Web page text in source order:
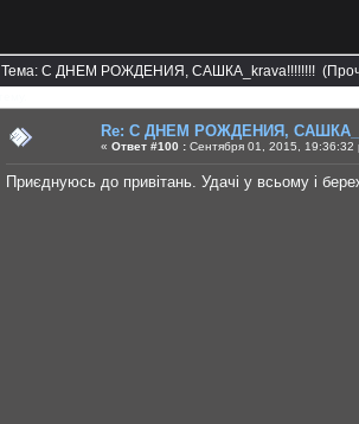
Тема: C ДНЕМ РОЖДЕНИЯ, САШКА_krava!!!!!!!!
Re: C ДНЕМ РОЖДЕНИЯ,
« Ответ #100 : Сентября 01, 2015, 19:36:32
Приєднуюсь до привітань. Удачі у всьому і